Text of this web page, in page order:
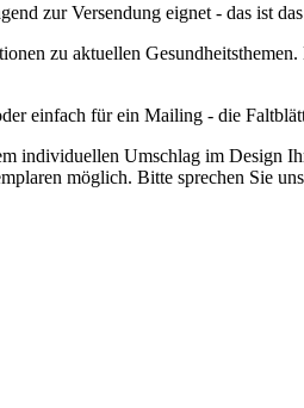
zur Versendung eignet - das ist
zu aktuellen
einfach für ein Mailing - die
individuellen Umschlag im
möglich. Bitte sprechen Sie